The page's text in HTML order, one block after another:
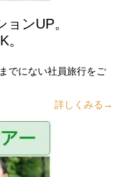
ンUP。
でにない社員旅行をご
詳しくみる→